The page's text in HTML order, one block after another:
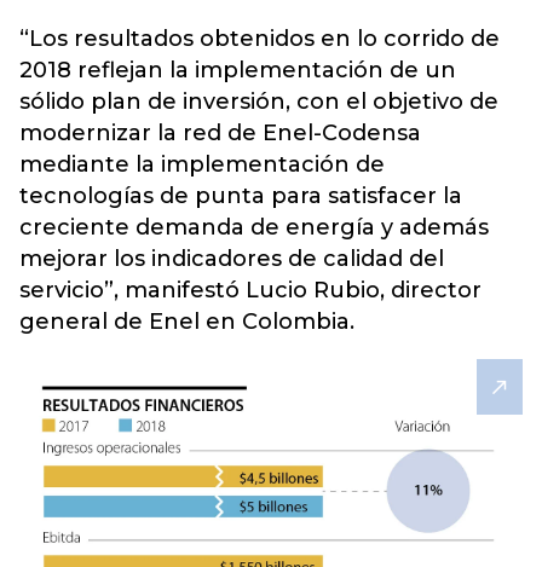
“Los resultados obtenidos en lo corrido de
2018 reflejan la implementación de un
sólido plan de inversión, con el objetivo de
modernizar la red de Enel-Codensa
mediante la implementación de
tecnologías de punta para satisfacer la
creciente demanda de energía y además
mejorar los indicadores de calidad del
servicio”, manifestó Lucio Rubio, director
general de Enel en Colombia.